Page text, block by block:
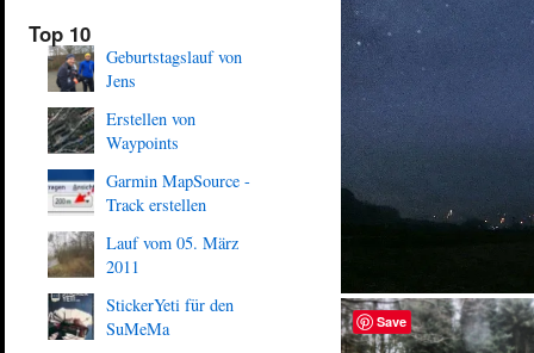
Top 10
Geburtstagslauf von
Jens
Erstellen von
Waypoints
Garmin MapSource -
Track erstellen
Lauf vom 05. März
2011
StickerYeti für den
SuMeMa
Save